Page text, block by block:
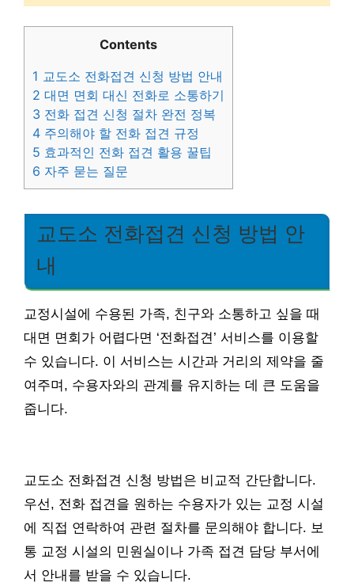
Contents
1 교도소 전화접견 신청 방법 안내
2 대면 면회 대신 전화로 소통하기
3 전화 접견 신청 절차 완전 정복
4 주의해야 할 전화 접견 규정
5 효과적인 전화 접견 활용 꿀팁
6 자주 묻는 질문
교도소 전화접견 신청 방법 안
내
교정시설에 수용된 가족, 친구와 소통하고 싶을 때
대면 면회가 어렵다면 ‘전화접견’ 서비스를 이용할
수 있습니다. 이 서비스는 시간과 거리의 제약을 줄
여주며, 수용자와의 관계를 유지하는 데 큰 도움을
줍니다.
교도소 전화접견 신청 방법은 비교적 간단합니다.
우선, 전화 접견을 원하는 수용자가 있는 교정 시설
에 직접 연락하여 관련 절차를 문의해야 합니다. 보
통 교정 시설의 민원실이나 가족 접견 담당 부서에
서 안내를 받을 수 있습니다.